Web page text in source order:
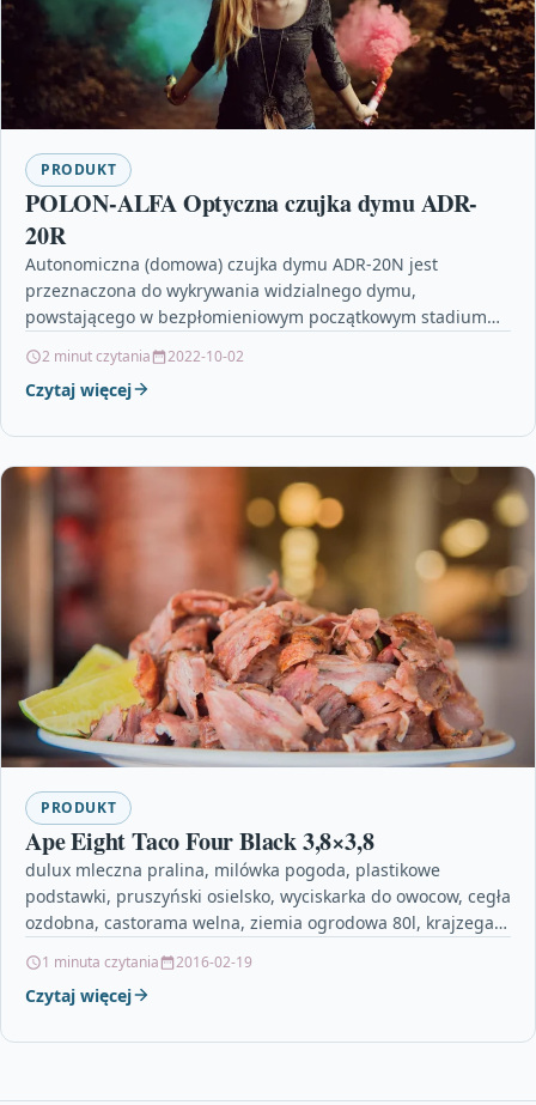
PRODUKT
POLON-ALFA Optyczna czujka dymu ADR-
20R
Autonomiczna (domowa) czujka dymu ADR-20N jest
przeznaczona do wykrywania widzialnego dymu,
powstającego w bezpłomieniowym początkowym stadium
2 minut czytania 2022-10-02
Czytaj więcej
PRODUKT
Ape Eight Taco Four Black 3,8×3,8
dulux mleczna pralina, milówka pogoda, plastikowe
podstawki, pruszyński osielsko, wyciskarka do owocow, cegła
ozdobna, castorama welna, ziemia ogrodowa 80l, krajzega
1 minuta czytania 2016-02-19
Czytaj więcej